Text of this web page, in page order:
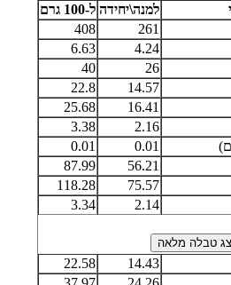
למנה\יחידה ל-100 גרם
261
408
4.24
6.63
26
40
14.57
22.8
16.41
25.68
2.16
3.38
0.01
0.01
56.21
87.99
75.57
118.28
2.14
3.34
14.43
22.58